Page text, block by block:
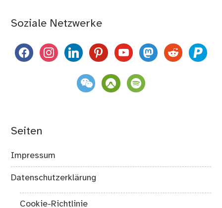
Soziale Netzwerke
facebookinstagramlinkedinpinterestyoutubemastodon
reddit paypal
weixin komootspotify
Seiten
Impressum
Datenschutzerklärung
Cookie-Richtlinie